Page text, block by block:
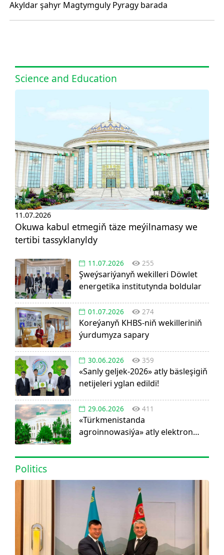
Akyldar şahyr Magtymguly Pyragy barada
Science and Education
11.07.2026
Okuwa kabul etmegiň täze meýilnamasy we
tertibi tassyklanyldy
11.07.2026 255
Şweýsariýanyň wekilleri Döwlet
energetika institutynda boldular
01.07.2026 274
Koreýanyň KHBS-niň wekilleriniň
ýurdumyza sapary
30.06.2026 359
«Sanly geljek-2026» atly bäsleşigiň
netijeleri yglan edildi!
29.06.2026 411
«Türkmenistanda
agroinnowasiýa» atly elektron
Politics